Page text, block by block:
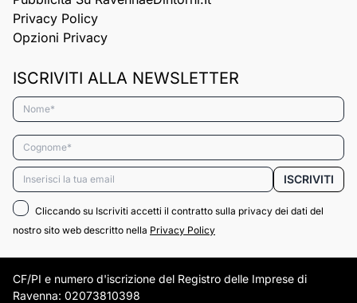
Privacy Policy
Opzioni Privacy
ISCRIVITI ALLA NEWSLETTER
Nome*
Cognome*
Email* ISCRIVITI
Cliccando su Iscriviti accetti il contratto sulla privacy dei dati del
nostro sito web descritto nella Privacy Policy
CF/PI e numero d'iscrizione del Registro delle Imprese di
Ravenna: 02073810398